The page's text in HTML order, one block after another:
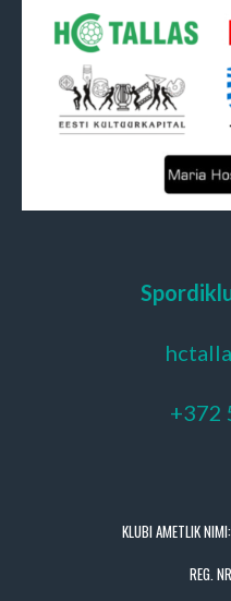
+372
KLUBI AMETLIK
REG.